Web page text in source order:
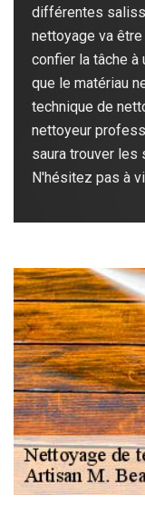
différentes
nettoyage va
confier la tâche
que le matériau
technique de
nettoyeur
saura trouver les
N'hésitez pas à